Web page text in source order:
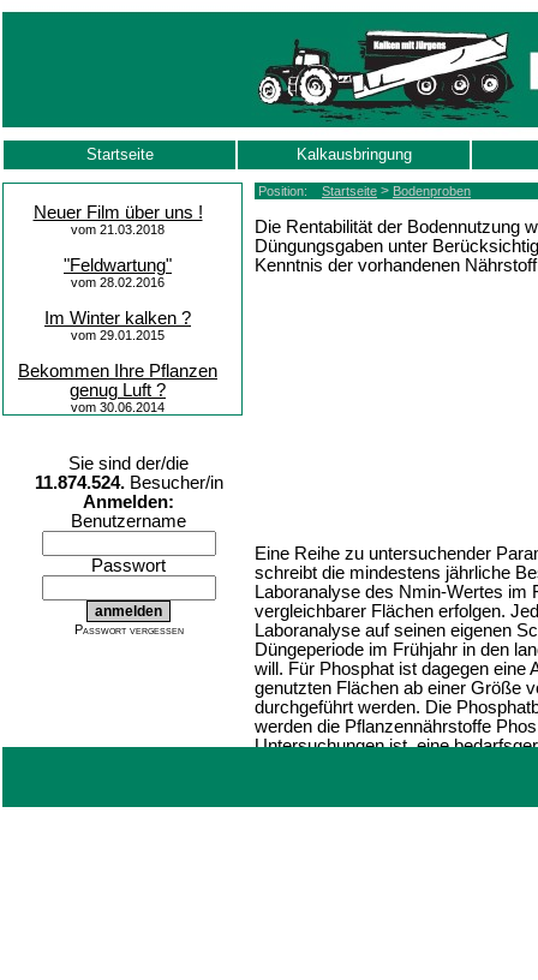
Startseite Kalkausbringung
Neuer Film über uns !
vom 21.03.2018
"Feldwartung"
vom 28.02.2016
Im Winter kalken ?
vom 29.01.2015
Bekommen Ihre Pflanzen
genug Luft ?
vom 30.06.2014
Sie sind der/die
11.874.524.Besucher/in
Anmelden:
Benutzername
Passwort
Passwort vergessen
Position: Startseite > Bodenproben
Die Rentabilität der Bodennutzung
Düngungsgaben unter
Kenntnis der vorhandenen
Eine Reihe zu untersuchender
schreibt die mindestens jährliche
Laboranalyse des Nmin-Wertes im
vergleichbarer Flächen erfolgen.
Laboranalyse auf seinen eigenen
Düngeperiode im Frühjahr in den
will. Für Phosphat ist dagegen eine
genutzten Flächen ab einer Größe
durchgeführt werden. Die
werden die Pflanzennährstoffe
Untersuchungen ist, eine